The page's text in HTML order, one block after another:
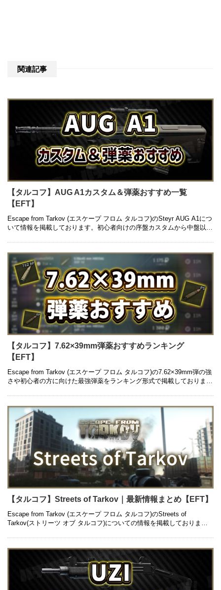
関連記事
【タルコフ】AUG A1カスタム＆弾薬おすすめ一覧
【EFT】
Escape from Tarkov (エスケープ フロム タルコフ)のSteyr AUG A1につ
いて情報を掲載しております。初心者向けの序盤カスタムから中盤以降
【タルコフ】7.62×39mm弾薬おすすめランキング
【EFT】
Escape from Tarkov (エスケープ フロム タルコフ)の7.62×39mm弾の強
さや初心者の方に向けた最強弾薬をランキング形式で掲載しておりま
【タルコフ】Streets of Tarkov｜最新情報まとめ【EFT】
Escape from Tarkov (エスケープ フロム タルコフ)のStreets of
Tarkov(ストリーツ オブ タルコフ)についての情報を掲載しておりま